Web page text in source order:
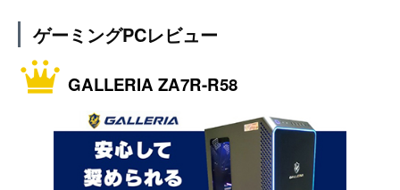
ゲーミングPCレビュー
GALLERIA ZA7R-R58